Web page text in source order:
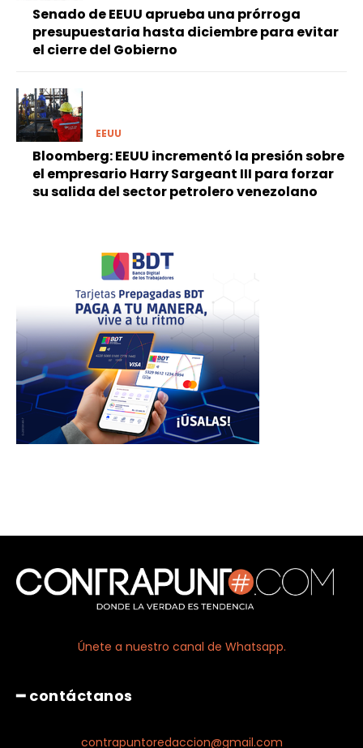
Senado de EEUU aprueba una prórroga
presupuestaria hasta diciembre para evitar
el cierre del Gobierno
EEUU
Bloomberg: EEUU incrementó la presión sobre
el empresario Harry Sargeant III para forzar
su salida del sector petrolero venezolano
Únete a nuestro canal de Whatsapp.
━ contáctanos
contrapuntoredaccion@gmail.com